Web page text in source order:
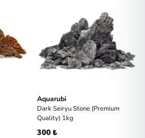
Aquarubi
Dark Seiryu Stone (Premium
Quality) 1kg
300 ₺